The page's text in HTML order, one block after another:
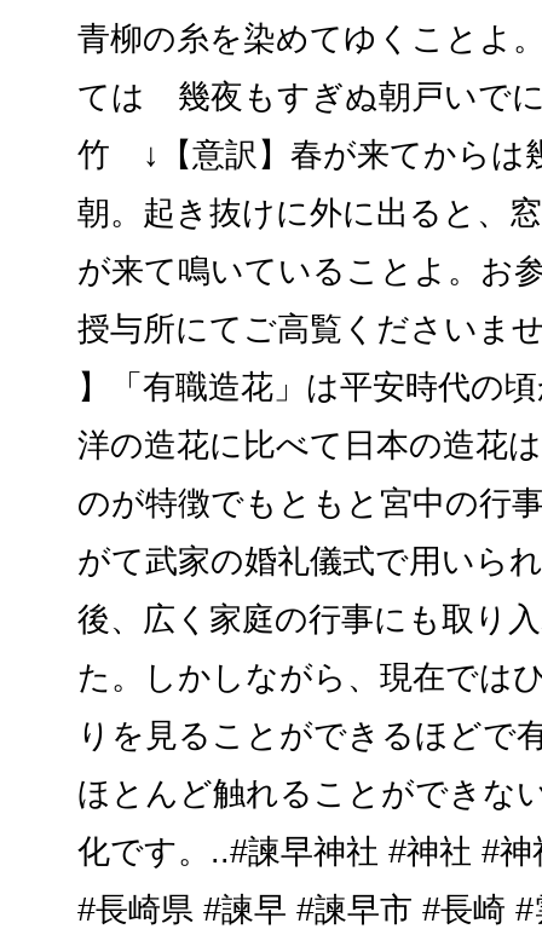
青柳の糸を染めてゆくことよ
ては 幾夜もすぎぬ朝戸いで
竹 ↓【意訳】春が来てからは
朝。起き抜けに外に出ると、
が来て鳴いていることよ。お
授与所にてご高覧くださいま
】「有職造花」は平安時代の
洋の造花に比べて日本の造花
のが特徴でもともと宮中の行
がて武家の婚礼儀式で用いら
後、広く家庭の行事にも取り
た。しかしながら、現在では
りを見ることができるほどで
ほとんど触れることができな
化です。..#諫早神社 #神社 #
#長崎県 #諫早 #諫早市 #長崎